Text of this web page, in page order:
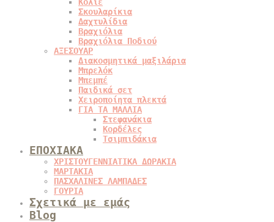
Σκουλαρίκια
Δαχτυλίδια
Βραχιόλια
Βραχιόλια Ποδιού
ΑΞΕΣΟΥΑΡ
Διακοσμητικά μαξιλάρια
Μπρελόκ
Μπεμπέ
Παιδικά σετ
Χειροποίητα πλεκτά
ΓΙΑ ΤΑ ΜΑΛΛΙΑ
Στεφανάκια
Κορδέλες
Τσιμπιδάκια
ΕΠΟΧΙΑΚΑ
ΧΡΙΣΤΟΥΓΕΝΝΙΑΤΙΚΑ ΔΩΡΑΚΙΑ
ΜΑΡΤΑΚΙΑ
ΠΑΣΧΑΛΙΝΕΣ ΛΑΜΠΑΔΕΣ
ΓΟΥΡΙΑ
Σχετικά με εμάς
Blog